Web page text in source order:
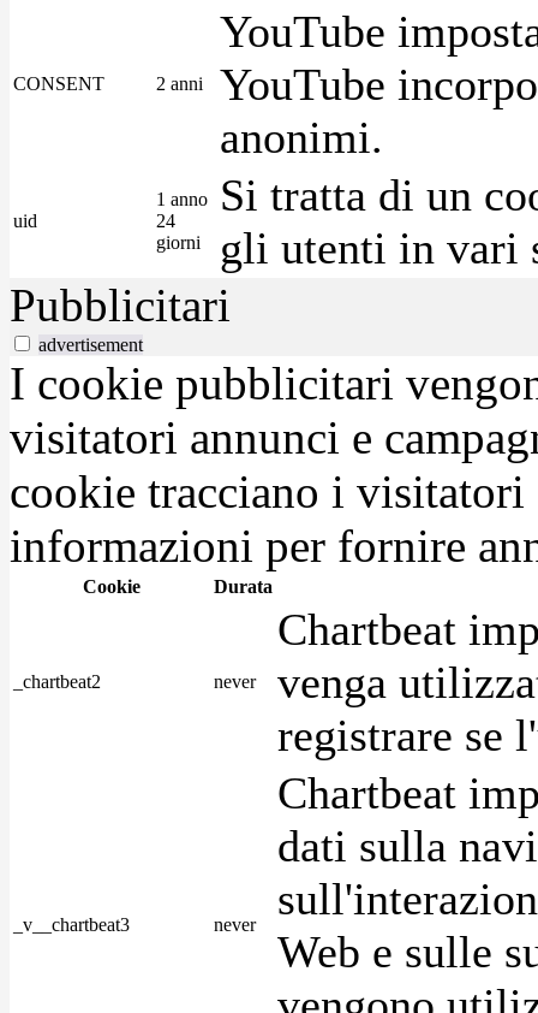
CONSENT 2 anni
YouTube
YouTube
anonimi.
uid
1 anno
24
giorni
Si tratta di un
gli utenti in vari
Pubblicitari
advertisement
I cookie pubblicitari
visitatori annunci e
cookie tracciano i visitatori
informazioni per fornire
Cookie Durata
_chartbeat2 never
Chartbeat
venga
registrare se
_v__chartbeat3 never
Chartbeat
dati sulla
Web e sulle